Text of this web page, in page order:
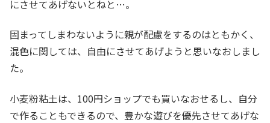
にさせてあげないとねと…。
固まってしまわないように親が配慮をするのはともかく、
混色に関しては、自由にさせてあげようと思いなおしまし
た。
小麦粉粘土は、100円ショップでも買いなおせるし、自分
で作ることもできるので、豊かな遊びを優先させてあげな